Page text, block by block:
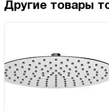
Другие товары